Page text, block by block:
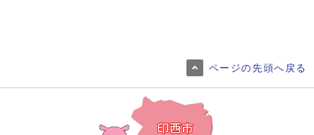
ページの先頭へ戻る